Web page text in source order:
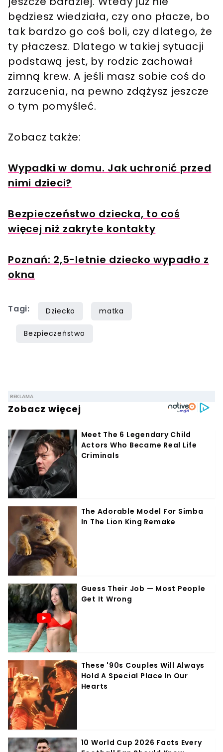
będziesz wiedziała, czy ono płacze, bo
tak bardzo go coś boli, czy dlatego, że
ty płaczesz. Dlatego w takiej sytuacji
podstawą jest, by rodzic zachował
zimną krew. A jeśli masz sobie coś do
zarzucenia, na pewno zdążysz jeszcze
o tym pomyśleć.
Zobacz także:
Wypadki w domu. Jak uchronić przed
nimi dzieci?
Bezpieczeństwo dziecka, to coś
więcej niż zakryte kontakty
Poznań: 2,5-letnie dziecko wypadło z
okna
Tagi: Dziecko matka
Bezpieczeństwo